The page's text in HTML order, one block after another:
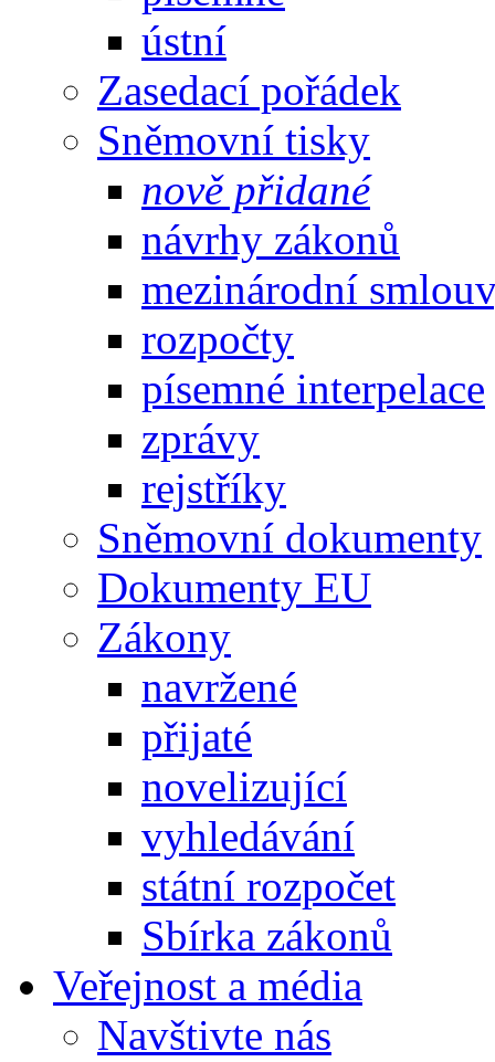
ústní
Zasedací pořádek
Sněmovní tisky
nově přidané
návrhy zákonů
mezinárodní
rozpočty
písemné interpelace
zprávy
rejstříky
Sněmovní dokumenty
Dokumenty EU
Zákony
navržené
přijaté
novelizující
vyhledávání
státní rozpočet
Sbírka zákonů
Veřejnost a média
Navštivte nás